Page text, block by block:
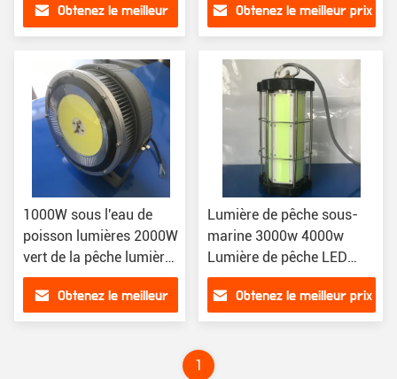
lumières de pêche
Obtenez le meilleur Obtenez le meilleur prix
1000W sous l'eau de
poisson lumières 2000W
vert de la pêche lumière
sous-marine bateau
pêcheObtenez le meilleur
Lumière de pêche sous-
marine 3000w 4000w
Lumière de pêche LED
verte Bateau sous-marin
dans l'océan
Obtenez le meilleur prix
1